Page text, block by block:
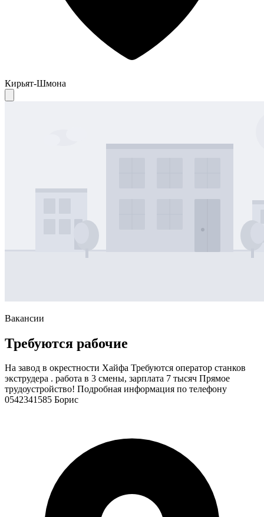
Кирьят-Шмона
Вакансии
Требуются рабочие
На завод в окрестности Хайфа Требуются оператор станков
экструдера . работа в 3 смены, зарплата 7 тысяч Прямое
трудоустройство! Подробная информация по телефону
0542341585 Борис